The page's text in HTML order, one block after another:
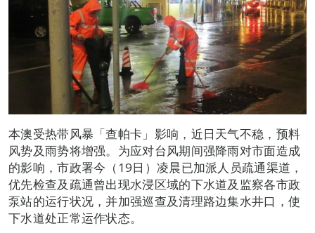
本澳受热带风暴「查帕卡」影响，近日天气不稳，预料
风势及雨势将增强。为应对台风期间强降雨对市面造成
的影响，市政署今（19日）凌晨已加派人员疏通渠道，
优先检查及疏通曾出现水浸区域的下水道及监察各市政
泵站的运行状况，并加强巡查及清理路边集水井口，使
下水道处正常运作状态。